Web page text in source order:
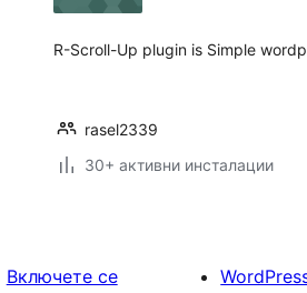
R-Scroll-Up plugin is Simple
rasel2339
30+ активни инсталации
Включете се